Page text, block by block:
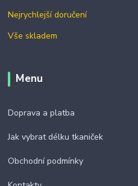
Nejrychlejší doručení
Vše skladem
Menu
Doprava a platba
Jak vybrat délku tkaniček
Obchodní podmínky